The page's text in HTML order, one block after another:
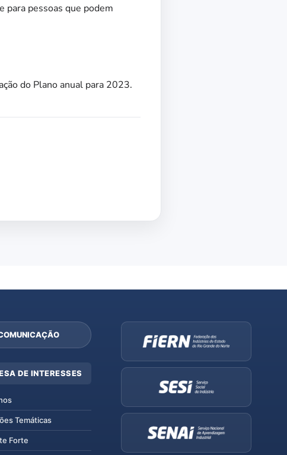
para pessoas que podem
do Plano anual para 2023.
DE INTERESSES
Temáticas
Forte